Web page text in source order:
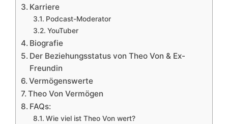
Karriere
Podcast-Moderator
YouTuber
Biografie
Der Beziehungsstatus von Theo Von & Ex-
Freundin
Vermögenswerte
Theo Von Vermögen
FAQs:
Wie viel ist Theo Von wert?